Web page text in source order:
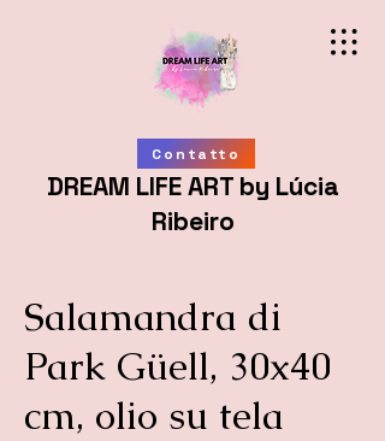
Contatto
DREAM LIFE ART by Lúcia
Ribeiro
Salamandra di
Park Güell, 30x40
cm, olio su tela